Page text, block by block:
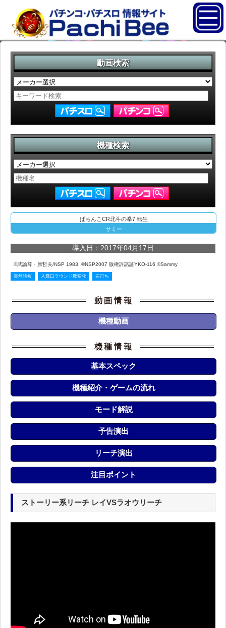
動画検索
機種検索
ぱちんこCR北斗の拳7 転生
サミー
導入日：2017年04月17日
©武論尊・原哲夫/NSP 1983, ©NSP2007 版権許諾証YKO-116 ©Sammy
突然時短 入賞口ラウンド数変化 右打ち
機種動画
基本スペック
機種紹介・ゲームの流れ
モード解説
予告演出
リーチ演出
注目ポイント
ストーリー系リーチ レイVSラオウリーチ